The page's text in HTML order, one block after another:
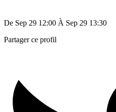
De Sep 29 12:00 À Sep 29 13:30
Partager ce profil